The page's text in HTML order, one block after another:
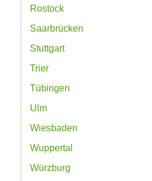
Rostock
Saarbrücken
Stuttgart
Trier
Tübingen
Ulm
Wiesbaden
Wuppertal
Würzburg